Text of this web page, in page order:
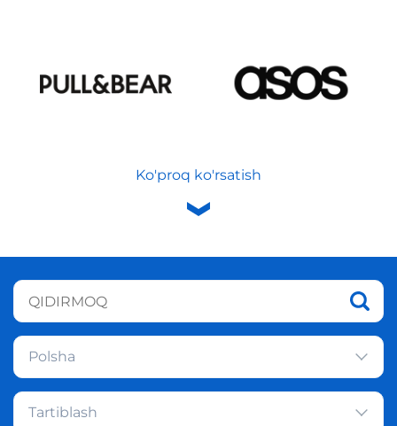
Ko'proq ko'rsatish
Polsha
Tartiblash